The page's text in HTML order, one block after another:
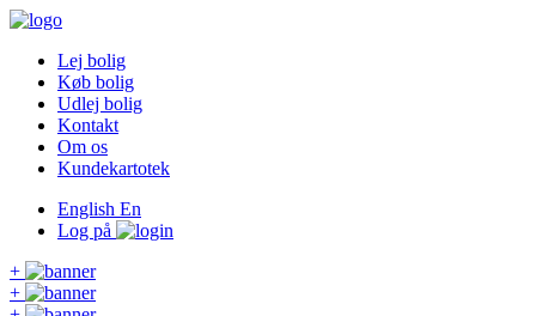
Lej bolig
Køb bolig
Udlej bolig
Kontakt
Om os
Kundekartotek
English En
Log på
+
+